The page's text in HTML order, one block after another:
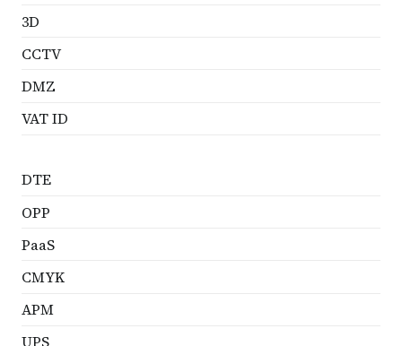
3D
CCTV
DMZ
VAT ID
DTE
OPP
PaaS
CMYK
APM
UPS